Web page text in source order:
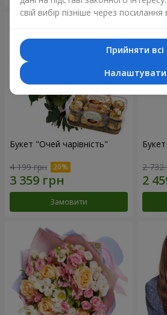
Букет "Очей чарівність"
4 199 грн
Замовити
2 732
свій вибір пізніше через посилання
Прийняти всі
Налаштувати